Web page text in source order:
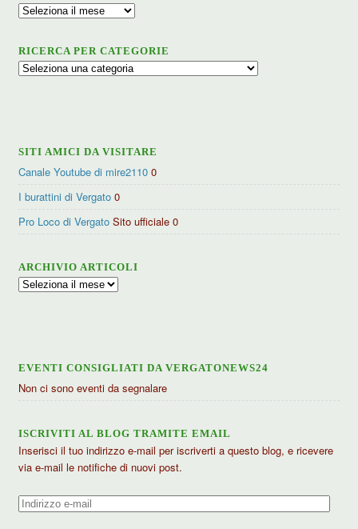
Archivio
RICERCA PER CATEGORIE
Ricerca
SITI AMICI DA VISITARE
Canale Youtube di mire2110 0
I burattini di Vergato 0
Pro Loco di Vergato Sito ufficiale 0
ARCHIVIO ARTICOLI
Archivio
EVENTI CONSIGLIATI DA VERGATONEWS24
Non ci sono eventi da segnalare
ISCRIVITI AL BLOG TRAMITE EMAIL
Inserisci il tuo indirizzo e-mail per iscriverti a questo blog, e ricevere
via e-mail le notifiche di nuovi post.
Indirizzo